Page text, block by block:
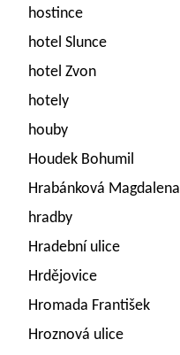
hostince
hotel Slunce
hotel Zvon
hotely
houby
Houdek Bohumil
Hrabánková Magdalena
hradby
Hradební ulice
Hrdějovice
Hromada František
Hroznová ulice